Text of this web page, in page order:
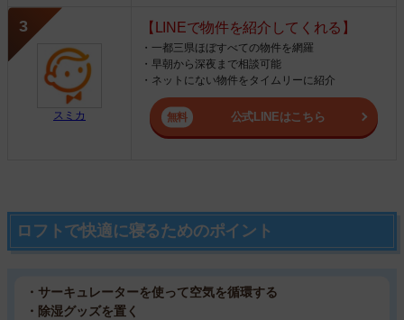
スミカ
【LINEで物件を紹介してくれる】
・一都三県ほぼすべての物件を網羅
・早朝から深夜まで相談可能
・ネットにない物件をタイムリーに紹介
公式LINEはこちら
ロフトで快適に寝るためのポイント
・サーキュレーターを使って空気を循環する
・除湿グッズを置く